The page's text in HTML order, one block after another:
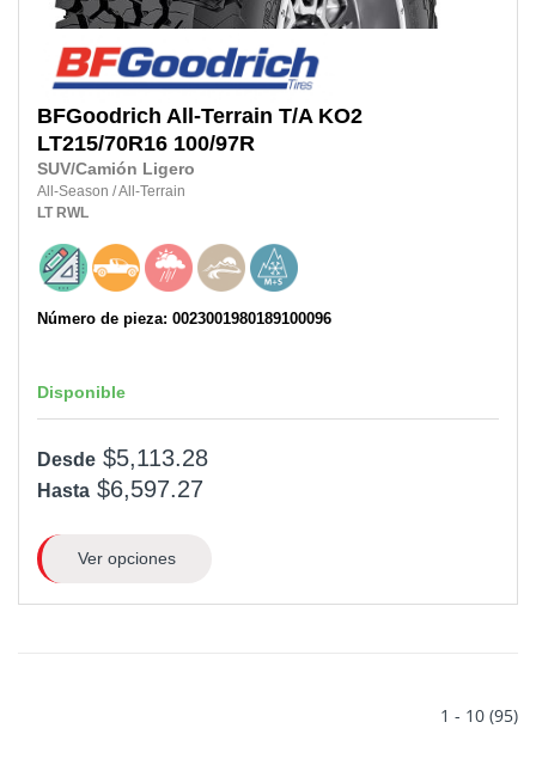
BFGoodrich All-Terrain T/A KO2
LT215/70R16 100/97R
SUV/Camión Ligero
All-Season /All-Terrain
LT RWL
Número de pieza: 0023001980189100096
Disponible
Desde $5,113.28
Hasta $6,597.27
Ver opciones
1 - 10 (95)